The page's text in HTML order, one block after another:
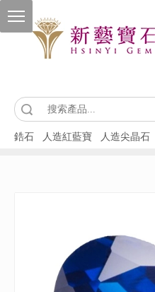
鋯石 人造紅藍寶 人造尖晶石